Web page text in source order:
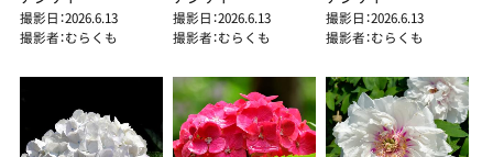
撮影日：2026.6.13
撮影者：むらくも
撮影日：2026.6.13
撮影者：むらくも
撮影日：2026.6.13
撮影者：むらくも